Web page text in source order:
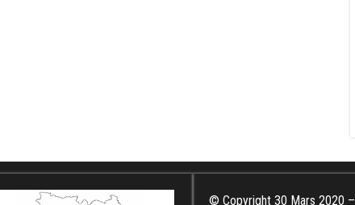
© Copyright 30 Mars 2020 –